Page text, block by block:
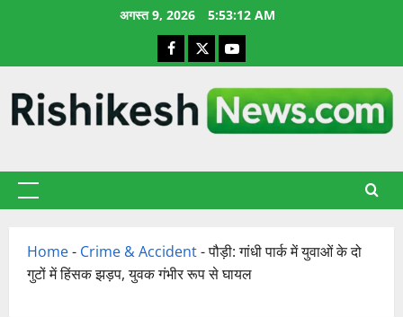
अगस्त 9, 2026 5:53:13 AM
Facebook
X YouTube
प्राथमिक
Home- Crime & Accident-पौड़ी: गांधी पार्क में युवाओं के दो
गुटों में हिंसक झड़प, युवक गंभीर रूप से घायल